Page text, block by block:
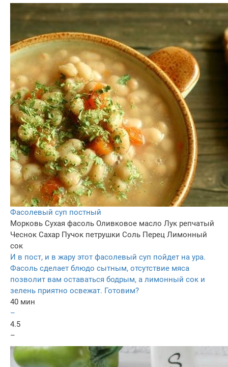
Фасолевый суп постный
Морковь Сухая фасоль Оливковое масло Лук репчатый
Чеснок Сахар Пучок петрушки Соль Перец Лимонный
сок
И в пост, и в жару этот фасолевый суп пойдет на ура.
Фасоль сделает блюдо сытным, отсутствие мяса
позволит вам оставаться бодрым, а лимонный сок и
зелень приятно освежат. Готовим?
40 мин
–
4.5
–